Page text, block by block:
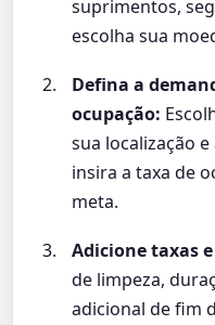
suprimentos,
escolha sua
Defina a
ocupação:
sua localização
insira a taxa de
meta.
Adicione taxas
de limpeza,
adicional de fim